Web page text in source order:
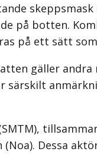
på botten.
på ett sätt
gäller
särskilt
Dessa